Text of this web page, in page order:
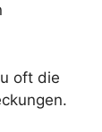
oft die